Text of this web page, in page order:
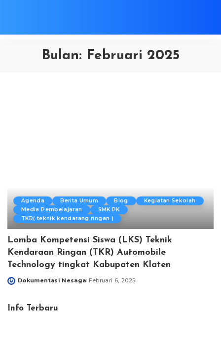
Bulan: Februari 2025
Agenda Berita Umum Blog
Kegiatan Sekolah
Media Pembelajaran
SMK PK
TKR( teknik kendarang ringan )
Lomba Kompetensi Siswa (LKS) Teknik
Kendaraan Ringan (TKR) Automobile
Technology tingkat Kabupaten Klaten
Posted
Dokumentasi Nesaga Februari 6, 2025
Info Terbaru